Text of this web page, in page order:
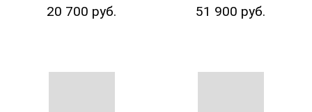
20 700 руб. 51 900 руб.